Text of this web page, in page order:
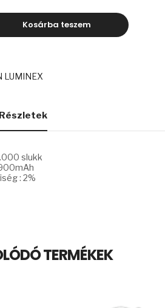
Kosárba teszem
LUMINEX
Részletek
slukk
: 2%
TERMÉKEK